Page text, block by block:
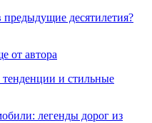
десятилетия?
от автора
и стильные
легенды дорог из